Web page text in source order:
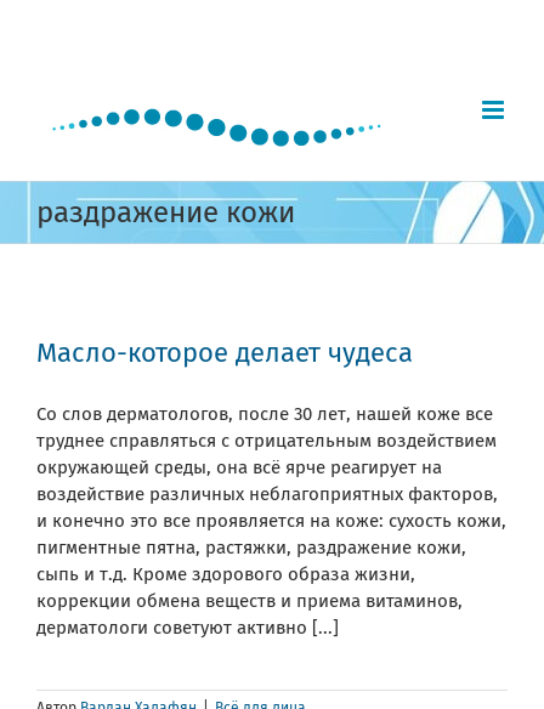
раздражение кожи
Масло-которое делает чудеса
Со слов дерматологов, после 30 лет, нашей коже все
труднее справляться с отрицательным воздействием
окружающей среды, она всё ярче реагирует на
воздействие различных неблагоприятных факторов,
и конечно это все проявляется на коже: сухость кожи,
пигментные пятна, растяжки, раздражение кожи,
сыпь и т.д. Кроме здорового образа жизни,
коррекции обмена веществ и приема витаминов,
дерматологи советуют активно [...]